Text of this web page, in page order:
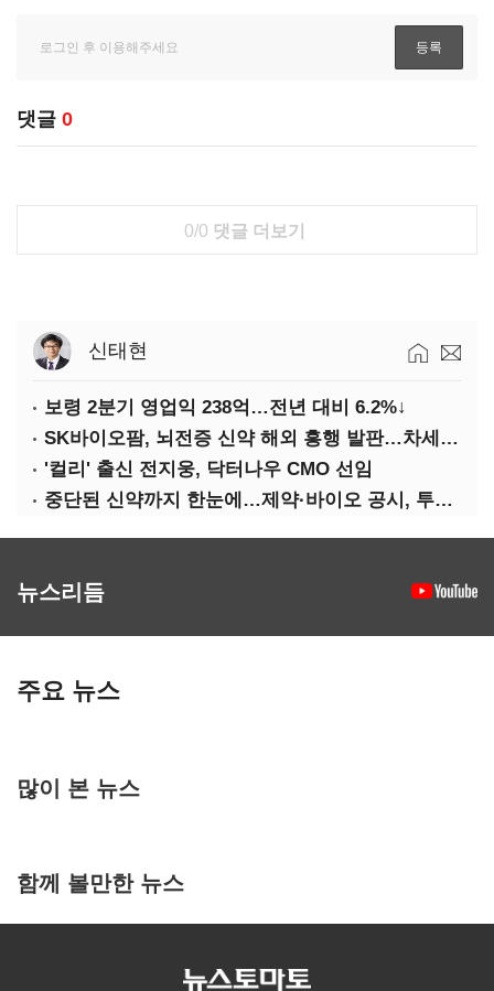
댓글 0
0/0 댓글 더보기
신태현
보령 2분기 영업익 238억…전년 대비 6.2%↓
SK바이오팜, 뇌전증 신약 해외 흥행 발판…차세대 신약 개발 속도
'컬리' 출신 전지웅, 닥터나우 CMO 선임
중단된 신약까지 한눈에…제약·바이오 공시, 투명해진다
뉴스리듬
주요 뉴스
많이 본 뉴스
함께 볼만한 뉴스